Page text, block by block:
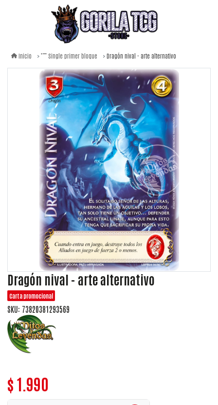
Inicio Single primer bloque Dragón nival - arte alternativo
Dragón nival - arte alternativo
Carta promocional
SKU: 73820381293569
$ 1.990